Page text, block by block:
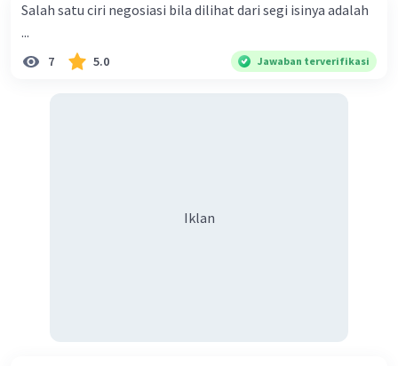
ke dalam umat-Nya yang diberkahi. Amin ya rabbal alamin.
Hadirin sekalian yang berbahagia! Dirasa amat penting
sekali jiwa sosial untuk diterapkan di lingkungan keluarga,
limpahan karuniaNya kita bisa berkumpul di sini. Kalimat
Salah satu ciri negosiasi bila dilihat dari segi isinya adalah
...
7 5.0 Jawaban terverifikasi
Iklan